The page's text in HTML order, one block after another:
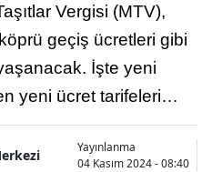
Vergisi (MTV),
geçiş ücretleri gibi
İşte yeni
yeni ücret tarifeleri…
Yayınlanma
04 Kasım 2024 - 08:40